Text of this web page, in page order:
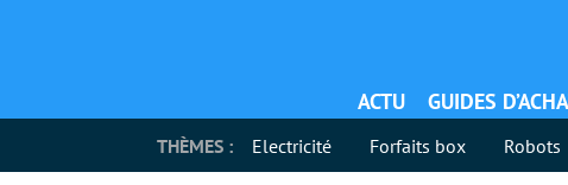
ACTU GUIDES
THÈMES : Electricité Forfaits box Robots